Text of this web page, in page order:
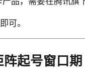
可。
起号窗口期